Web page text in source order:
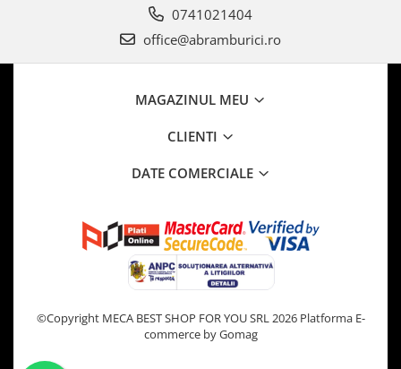
0741021404
office@abramburici.ro
MAGAZINUL MEU
CLIENTI
DATE COMERCIALE
©Copyright MECA BEST SHOP FOR YOU SRL 2026 Platforma E-
commerce by Gomag